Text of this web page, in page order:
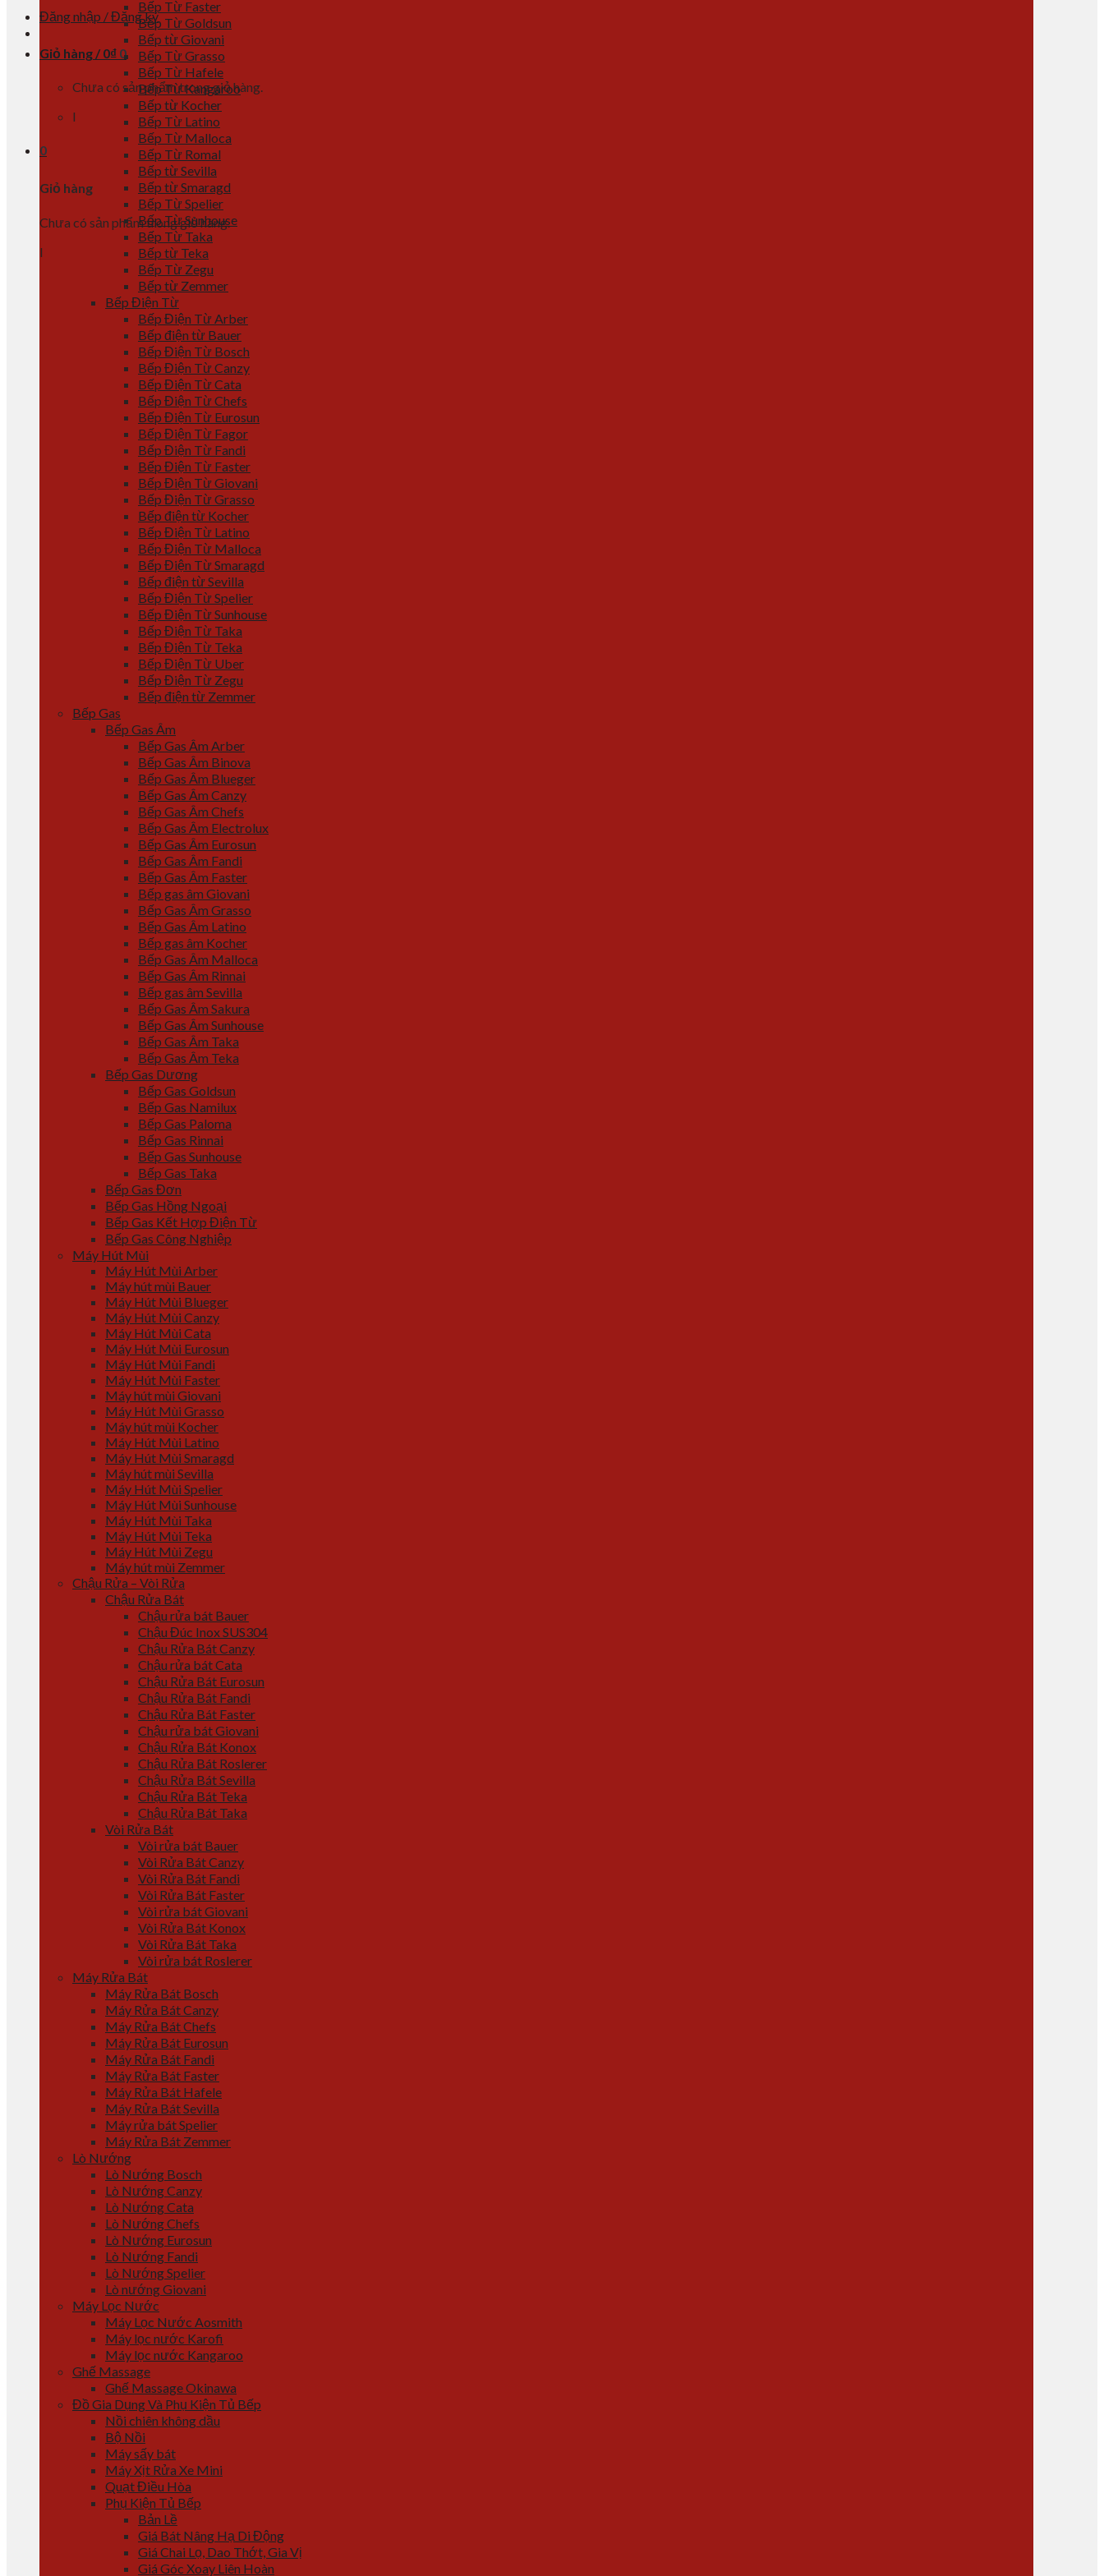
Đăng nhập / Đăng ký
Giỏ hàng / 0₫ 0
Chưa có sản phẩm trong giỏ hàng.
l
0
Giỏ hàng
Chưa có sản phẩm trong giỏ hàng.
l
Bếp Từ Faster
Bếp Từ Goldsun
Bếp từ Giovani
Bếp Từ Grasso
Bếp Từ Hafele
Bếp Từ Kangaroo
Bếp từ Kocher
Bếp Từ Latino
Bếp Từ Malloca
Bếp Từ Romal
Bếp từ Sevilla
Bếp từ Smaragd
Bếp Từ Spelier
Bếp Từ Sunhouse
Bếp Từ Taka
Bếp từ Teka
Bếp Từ Zegu
Bếp từ Zemmer
Bếp Điện Từ
Bếp Điện Từ Arber
Bếp điện từ Bauer
Bếp Điện Từ Bosch
Bếp Điện Từ Canzy
Bếp Điện Từ Cata
Bếp Điện Từ Chefs
Bếp Điện Từ Eurosun
Bếp Điện Từ Fagor
Bếp Điện Từ Fandi
Bếp Điện Từ Faster
Bếp Điện Từ Giovani
Bếp Điện Từ Grasso
Bếp điện từ Kocher
Bếp Điện Từ Latino
Bếp Điện Từ Malloca
Bếp Điện Từ Smaragd
Bếp điện từ Sevilla
Bếp Điện Từ Spelier
Bếp Điện Từ Sunhouse
Bếp Điện Từ Taka
Bếp Điện Từ Teka
Bếp Điện Từ Uber
Bếp Điện Từ Zegu
Bếp điện từ Zemmer
Bếp Gas
Bếp Gas Âm
Bếp Gas Âm Arber
Bếp Gas Âm Binova
Bếp Gas Âm Blueger
Bếp Gas Âm Canzy
Bếp Gas Âm Chefs
Bếp Gas Âm Electrolux
Bếp Gas Âm Eurosun
Bếp Gas Âm Fandi
Bếp Gas Âm Faster
Bếp gas âm Giovani
Bếp Gas Âm Grasso
Bếp Gas Âm Latino
Bếp gas âm Kocher
Bếp Gas Âm Malloca
Bếp Gas Âm Rinnai
Bếp gas âm Sevilla
Bếp Gas Âm Sakura
Bếp Gas Âm Sunhouse
Bếp Gas Âm Taka
Bếp Gas Âm Teka
Bếp Gas Dương
Bếp Gas Goldsun
Bếp Gas Namilux
Bếp Gas Paloma
Bếp Gas Rinnai
Bếp Gas Sunhouse
Bếp Gas Taka
Bếp Gas Đơn
Bếp Gas Hồng Ngoại
Bếp Gas Kết Hợp Điện Từ
Bếp Gas Công Nghiệp
Máy Hút Mùi
Máy Hút Mùi Arber
Máy hút mùi Bauer
Máy Hút Mùi Blueger
Máy Hút Mùi Canzy
Máy Hút Mùi Cata
Máy Hút Mùi Eurosun
Máy Hút Mùi Fandi
Máy Hút Mùi Faster
Máy hút mùi Giovani
Máy Hút Mùi Grasso
Máy hút mùi Kocher
Máy Hút Mùi Latino
Máy Hút Mùi Smaragd
Máy hút mùi Sevilla
Máy Hút Mùi Spelier
Máy Hút Mùi Sunhouse
Máy Hút Mùi Taka
Máy Hút Mùi Teka
Máy Hút Mùi Zegu
Máy hút mùi Zemmer
Chậu Rửa – Vòi Rửa
Chậu Rửa Bát
Chậu rửa bát Bauer
Chậu Đúc Inox SUS304
Chậu Rửa Bát Canzy
Chậu rửa bát Cata
Chậu Rửa Bát Eurosun
Chậu Rửa Bát Fandi
Chậu Rửa Bát Faster
Chậu rửa bát Giovani
Chậu Rửa Bát Konox
Chậu Rửa Bát Roslerer
Chậu Rửa Bát Sevilla
Chậu Rửa Bát Teka
Chậu Rửa Bát Taka
Vòi Rửa Bát
Vòi rửa bát Bauer
Vòi Rửa Bát Canzy
Vòi Rửa Bát Fandi
Vòi Rửa Bát Faster
Vòi rửa bát Giovani
Vòi Rửa Bát Konox
Vòi Rửa Bát Taka
Vòi rửa bát Roslerer
Máy Rửa Bát
Máy Rửa Bát Bosch
Máy Rửa Bát Canzy
Máy Rửa Bát Chefs
Máy Rửa Bát Eurosun
Máy Rửa Bát Fandi
Máy Rửa Bát Faster
Máy Rửa Bát Hafele
Máy Rửa Bát Sevilla
Máy rửa bát Spelier
Máy Rửa Bát Zemmer
Lò Nướng
Lò Nướng Bosch
Lò Nướng Canzy
Lò Nướng Cata
Lò Nướng Chefs
Lò Nướng Eurosun
Lò Nướng Fandi
Lò Nướng Spelier
Lò nướng Giovani
Máy Lọc Nước
Máy Lọc Nước Aosmith
Máy lọc nước Karofi
Máy lọc nước Kangaroo
Ghế Massage
Ghế Massage Okinawa
Đồ Gia Dụng Và Phụ Kiện Tủ Bếp
Nồi chiên không dầu
Bộ Nồi
Máy sấy bát
Máy Xịt Rửa Xe Mini
Quạt Điều Hòa
Phụ Kiện Tủ Bếp
Bản Lề
Giá Bát Nâng Hạ Di Động
Giá Chai Lọ, Dao Thớt, Gia Vị
Giá Góc Xoay Liên Hoàn